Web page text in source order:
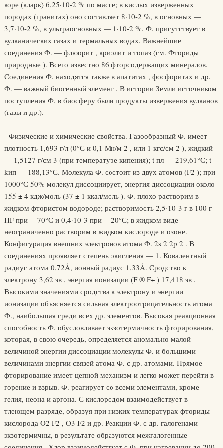
коре (кларк) 6,25·10-2 % по массе; в кислых изверженных
породах (гранитах) оно составляет 8·10-2 %, в основных —
3,7·10-2 %, в ультраосновных — 1·10-2 %. Ф. присутствует в
вулканических газах и термальных водах. Важнейшие
соединения Ф. — флюорит , криолит и топаз (см. Фториды
природные ). Всего известно 86 фторсодержащих минералов.
Соединения Ф. находятся также в апатитах , фосфоритах и др.
Ф. — важный биогенный элемент . В истории Земли источником
поступления Ф. в биосферу были продукты извержения вулканов
(газы и др.).
Физические и химические свойства. Газообразный Ф. имеет
плотность 1,693 г/л (0°С и 0,1 Мн/м 2 , или 1 кгс/см 2 ), жидкий
— 1,5127 г/см 3 (при температуре кипения); t пл — 219,61°С; t
kип — 188,13°С. Молекула Ф. состоит из двух атомов (F2 ); при
1000°С 50% молекул диссоциирует, энергия диссоциации около
155 ± 4 кдж/моль (37 ± 1 ккал/моль ). Ф. плохо растворим в
жидком фтористом водороде; растворимость 2,5·10-3 г в 100 г
HF при —70°С и 0,4·10-3 при —20°С; в жидком виде
неограниченно растворим в жидком кислороде и озоне.
Конфигурация внешних электронов атома Ф. 2s 2 2p 2 . В
соединениях проявляет степень окисления — 1. Ковалентный
радиус атома 0,72Å, ионный радиус 1,33Å. Сродство к
электрону 3,62 эв , энергия ионизации (F ® F+ ) 17,418 эв .
Высокими значениями сродства к электрону и энергии
ионизации объясняется сильная электроотрицательность атома
Ф., наибольшая среди всех др. элементов. Высокая реакционная
способность Ф. обусловливает экзотермичность фторирования,
которая, в свою очередь, определяется аномально малой
величиной энергии диссоциации молекулы Ф. и большими
величинами энергии связей атома Ф. с др. атомами. Прямое
фторирование имеет цепной механизм и легко может перейти в
горение и взрыв. Ф. реагирует со всеми элементами, кроме
гелия, неона и аргона. С кислородом взаимодействует в
тлеющем разряде, образуя при низких температурах фториды
кислорода O2 F2 , O3 F2 и др. Реакции Ф. с др. галогенами
экзотермичны, в результате образуются межгалогенные